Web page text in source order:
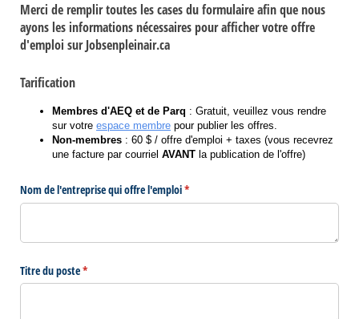
Merci de remplir toutes les cases du formulaire afin que nous
ayons les informations nécessaires pour afficher votre offre
d'emploi sur Jobsenpleinair.ca
Tarification
Membres d'AEQ et de Parq : Gratuit, veuillez vous rendre
sur votre espace membre pour publier les offres.
Non-membres : 60 $ / offre d'emploi + taxes (vous recevrez
une facture par courriel AVANT la publication de l'offre)
Nom de l'entreprise qui offre l'emploi*
(requis)
Titre du poste*
(requis)